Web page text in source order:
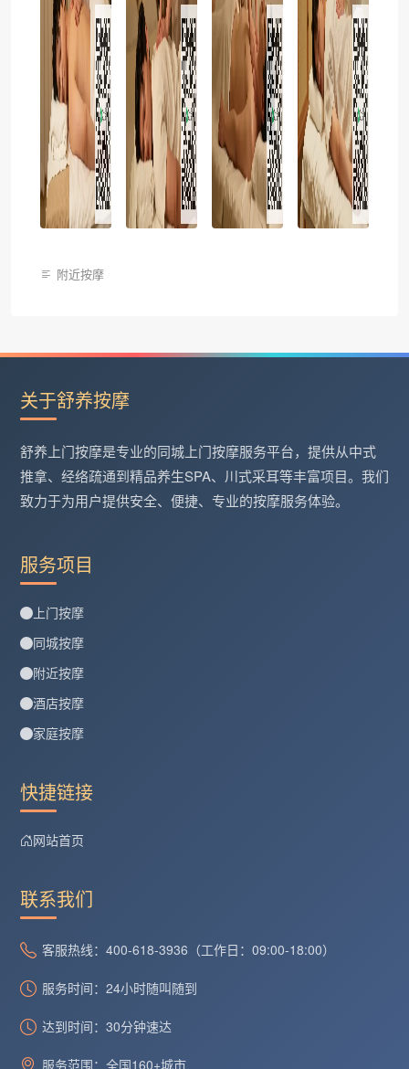
附近按摩
关于舒养按摩
舒养上门按摩是专业的同城上门按摩服务平台，提供从中式
推拿、经络疏通到精品养生SPA、川式采耳等丰富项目。我们
致力于为用户提供安全、便捷、专业的按摩服务体验。
服务项目
上门按摩
同城按摩
附近按摩
酒店按摩
家庭按摩
快捷链接
网站首页
联系我们
客服热线：400-618-3936（工作日：09:00-18:00）
服务时间：24小时随叫随到
达到时间：30分钟速达
服务范围：全国160+城市